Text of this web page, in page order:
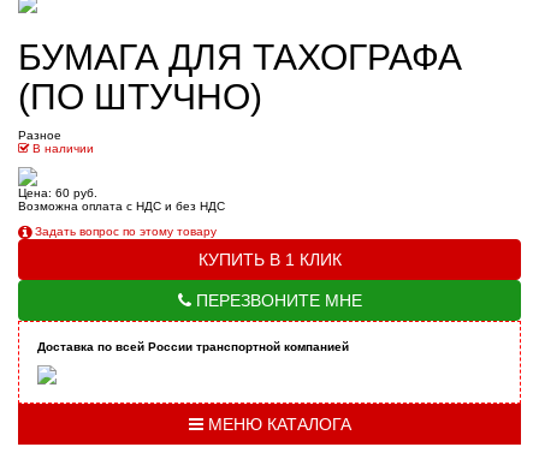
БУМАГА ДЛЯ ТАХОГРАФА
(ПО ШТУЧНО)
Разное
В наличии
Цена: 60 руб.
Возможна оплата с НДС и без НДС
Задать вопрос по этому товару
КУПИТЬ В 1 КЛИК
ПЕРЕЗВОНИТЕ МНЕ
Доставка по всей России транспортной компанией
МЕНЮ КАТАЛОГА